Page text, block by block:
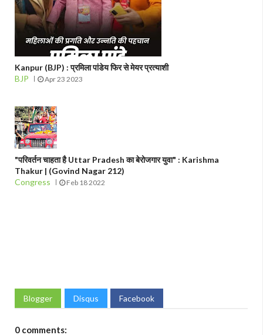
Kanpur (BJP) : प्रमिला पांडेय फिर से मेयर प्रत्याशी
BJP
Apr 23 2023
"परिवर्तन चाहता है Uttar Pradesh का बेरोजगार युवा" : Karishma
Thakur | (Govind Nagar 212)
Congress
Feb 18 2022
Blogger Disqus Facebook
0 comments: